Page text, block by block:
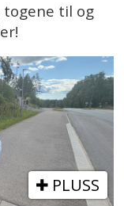
togene til og
PLUSS